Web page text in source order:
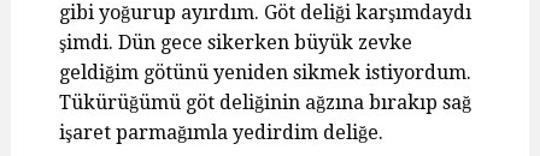
gibi yoğurup ayırdım. Göt deliği karşımdaydı
şimdi. Dün gece sikerken büyük zevke
geldiğim götünü yeniden sikmek istiyordum.
Tükürüğümü göt deliğinin ağzına bırakıp sağ
işaret parmağımla yedirdim deliğe.